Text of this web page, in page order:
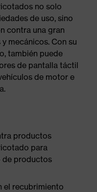
no solo
de uso, sino
contra una gran
mecánicos. Con su
también puede
de pantalla táctil
de motor e
productos
para
de productos
el recubrimiento